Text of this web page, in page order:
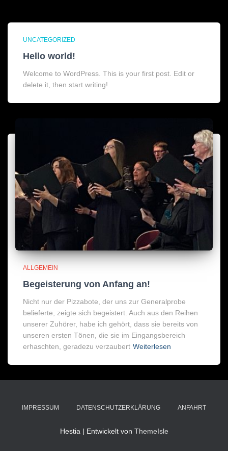
UNCATEGORIZED
Hello world!
Welcome to WordPress. This is your first post. Edit or
delete it, then start writing!
ALLGEMEIN
Begeisterung von Anfang an!
Nicht nur der Pizzabote, der uns zur Generalprobe
belieferte, zeigte sich begeistert. Auch aus den Reihen
unserer Zuhörer, habe ich gehört, dass sie bereits von
unseren ersten Tönen, die sie im Eingangsbereich
erhaschten, geradezu verzaubert Weiterlesen
IMPRESSUM DATENSCHUTZERKLÄRUNG ANFAHRT
Hestia | Entwickelt von ThemeIsle